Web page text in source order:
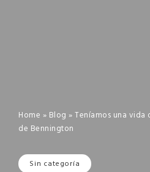
Home » Blog »Teníamos una vida
de Bennington
Sin categoría